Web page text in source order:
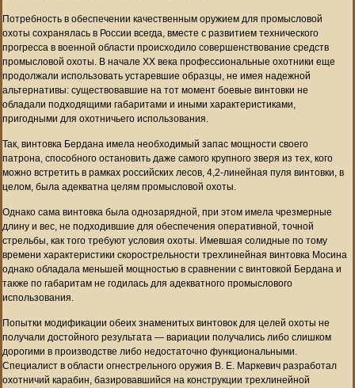
Потребность в обеспечении качественным оружием для промысловой
охоты сохранялась в России всегда, вместе с развитием технического
прогресса в военной области происходило совершенствование средств
промысловой охоты. В начале XX века профессиональные охотники еще
продолжали использовать устаревшие образцы, не имея надежной
альтернативы: существовавшие на тот момент боевые винтовки не
обладали подходящими габаритами и иными характеристиками,
пригодными для охотничьего использования.
Так, винтовка Бердана имела необходимый запас мощности своего
патрона, способного остановить даже самого крупного зверя из тех, кого
можно встретить в рамках российских лесов, 4,2-линейная пуля винтовки, в
целом, была адекватна целям промысловой охоты.
Однако сама винтовка была однозарядной, при этом имела чрезмерные
длину и вес, не подходившие для обеспечения оперативной, точной
стрельбы, как того требуют условия охоты. Имевшая солидные по тому
времени характеристики скорострельности трехлинейная винтовка Мосина
однако обладала меньшей мощностью в сравнении с винтовкой Бердана и
также по габаритам не годилась для адекватного промыслового
использования.
Попытки модификации обеих знаменитых винтовок для целей охоты не
получали достойного результата — вариации получались либо слишком
дорогими в производстве либо недостаточно функциональными.
Специалист в области огнестрельного оружия В. Е. Маркевич разработал
охотничий карабин, базировавшийся на конструкции трехлинейной